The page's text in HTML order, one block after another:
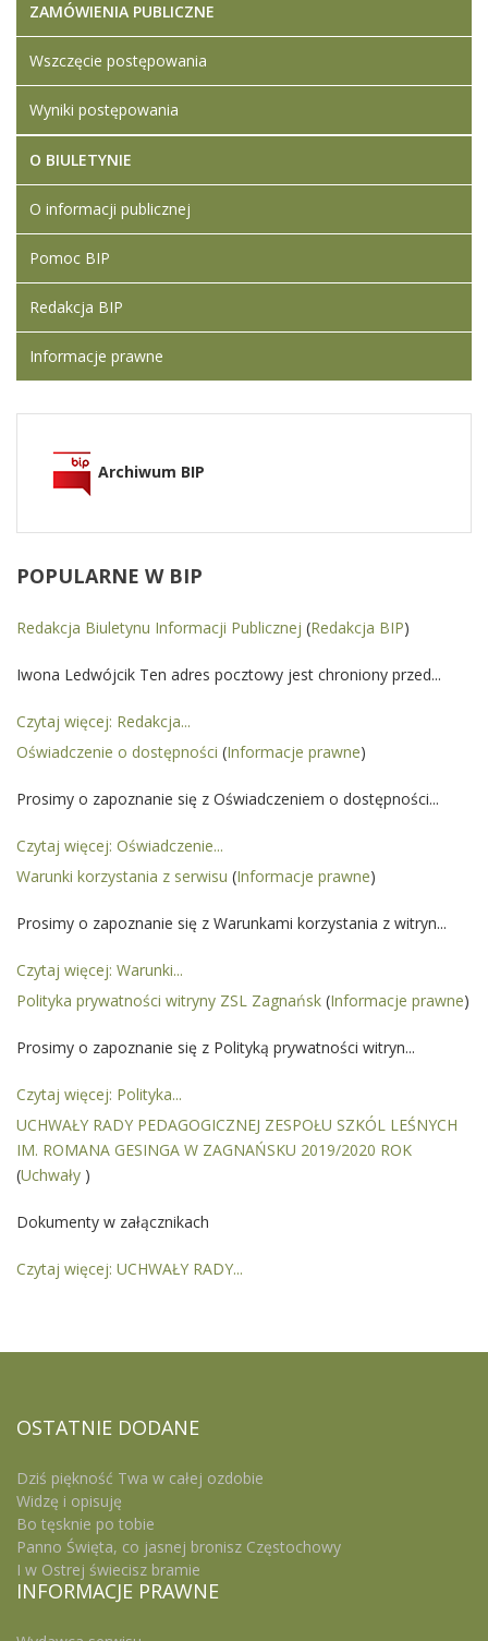
ZAMÓWIENIA PUBLICZNE
Wszczęcie postępowania
Wyniki postępowania
O BIULETYNIE
O informacji publicznej
Pomoc BIP
Redakcja BIP
Informacje prawne
Archiwum BIP
POPULARNE W BIP
Redakcja Biuletynu Informacji Publicznej (Redakcja BIP)
Iwona Ledwójcik Ten adres pocztowy jest chroniony przed...
Czytaj więcej: Redakcja...
Oświadczenie o dostępności (Informacje prawne)
Prosimy o zapoznanie się z Oświadczeniem o dostępności...
Czytaj więcej: Oświadczenie...
Warunki korzystania z serwisu (Informacje prawne)
Prosimy o zapoznanie się z Warunkami korzystania z witryn...
Czytaj więcej: Warunki...
Polityka prywatności witryny ZSL Zagnańsk (Informacje prawne)
Prosimy o zapoznanie się z Polityką prywatności witryn...
Czytaj więcej: Polityka...
UCHWAŁY RADY PEDAGOGICZNEJ ZESPOŁU SZKÓL LEŚNYCH
IM. ROMANA GESINGA W ZAGNAŃSKU 2019/2020 ROK
(Uchwały )
Dokumenty w załącznikach
Czytaj więcej: UCHWAŁY RADY...
OSTATNIE DODANE
Dziś piękność Twa w całej ozdobie
Widzę i opisuję
Bo tęsknie po tobie
Panno Święta, co jasnej bronisz Częstochowy
I w Ostrej świecisz bramie
INFORMACJE PRAWNE